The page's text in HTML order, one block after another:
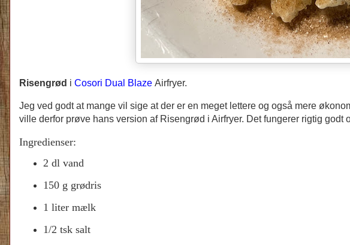
Risengrød i Cosori Dual Blaze Airfryer.
Jeg ved godt at mange vil sige at der er en meget lettere og også mere
ville derfor prøve hans version af Risengrød i Airfryer. Det fungerer rigtig
Ingredienser:
2 dl vand
150 g grødris
1 liter mælk
1/2 tsk salt